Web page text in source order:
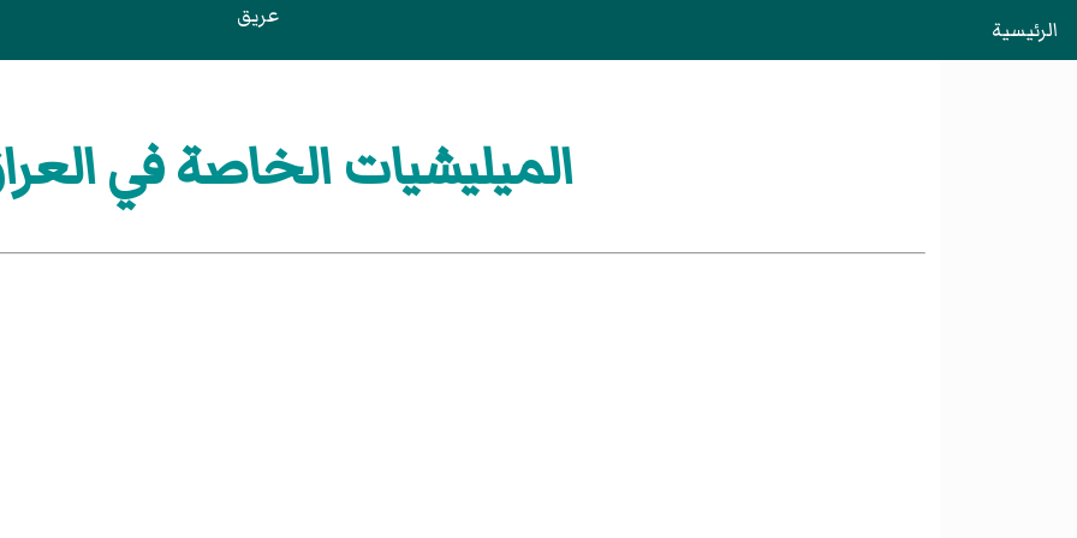
الرئيسية عريق
الميليشيات الخاصة في